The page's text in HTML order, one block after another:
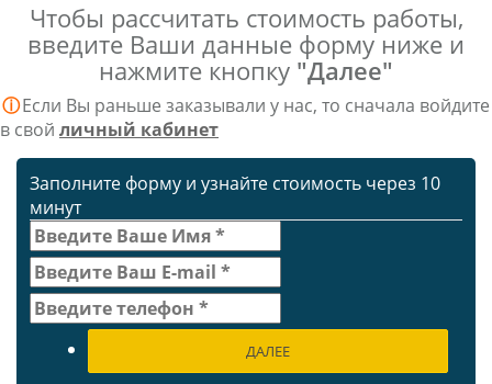
Чтобы рассчитать стоимость работы,
введите Ваши данные форму ниже и
нажмите кнопку "Далее"
ⓘЕсли Вы раньше заказывали у нас, то сначала войдите
в свой личный кабинет
Заполните форму и узнайте стоимость через 10
минут
ДАЛЕЕ